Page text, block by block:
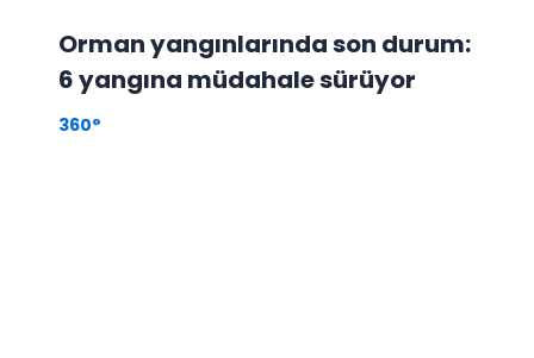
Orman yangınlarında son durum:
6 yangına müdahale sürüyor
360°